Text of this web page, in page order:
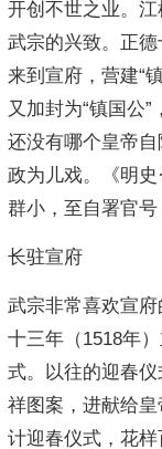
开创不世之业。
武宗的兴致。正
来到宣府，营建“
又加封为“镇国公
还没有哪个皇帝
政为儿戏。《明史
群小，至自署官号
长驻宣府
武宗非常喜欢宣府
十三年（1518年
式。以往的迎春
祥图案，进献给皇
计迎春仪式，花